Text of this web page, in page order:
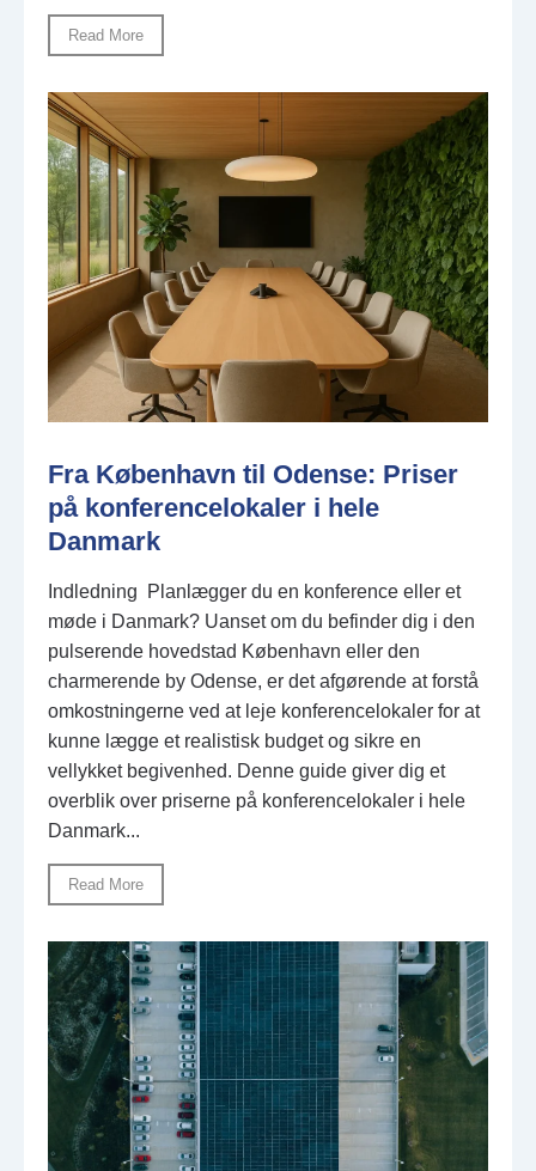
Read More
Fra København til Odense: Priser
på konferencelokaler i hele
Danmark
Indledning Planlægger du en konference eller et
møde i Danmark? Uanset om du befinder dig i den
pulserende hovedstad København eller den
charmerende by Odense, er det afgørende at forstå
omkostningerne ved at leje konferencelokaler for at
kunne lægge et realistisk budget og sikre en
vellykket begivenhed. Denne guide giver dig et
overblik over priserne på konferencelokaler i hele
Danmark...
Read More